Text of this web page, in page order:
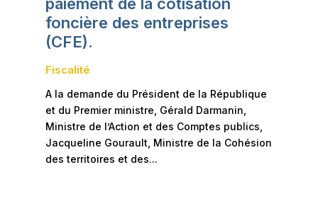
foncière des entreprises
(CFE).
Fiscalité
A la demande du Président de la République
et du Premier ministre, Gérald Darmanin,
Ministre de l’Action et des Comptes publics,
Jacqueline Gourault, Ministre de la Cohésion
des territoires et des...